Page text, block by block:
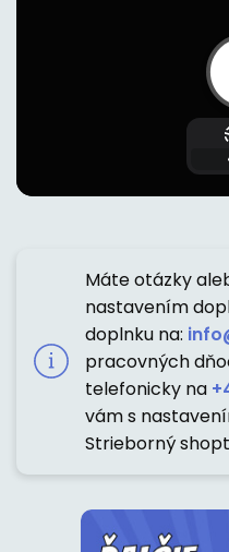
Máte otázky
nastavením
doplnku na:
pracovných
telefonicky na
vám s
Strieborný